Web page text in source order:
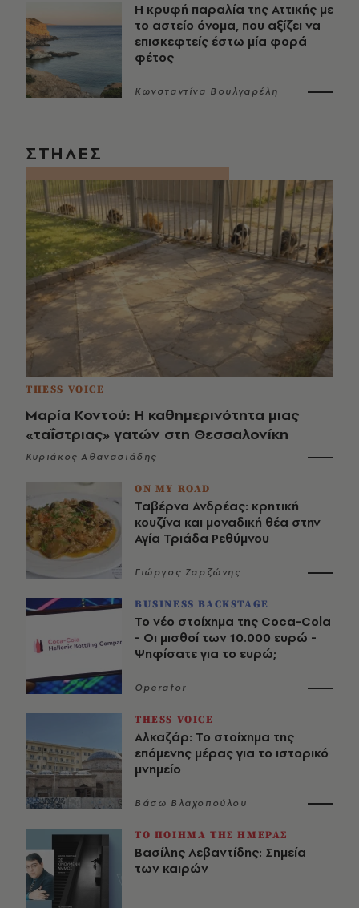
Η κρυφή παραλία της Αττικής με
το αστείο όνομα, που αξίζει να
επισκεφτείς έστω μία φορά
φέτος
Κωνσταντίνα Βουλγαρέλη
ΣΤΗΛΕΣ
THESS VOICE
Μαρία Κοντού: Η καθημερινότητα μιας
«ταΐστριας» γατών στη Θεσσαλονίκη
Κυριάκος Αθανασιάδης
ON MY ROAD
Ταβέρνα Ανδρέας: κρητική
κουζίνα και μοναδική θέα στην
Αγία Τριάδα Ρεθύμνου
Γιώργος Ζαρζώνης
BUSINESS BACKSTAGE
Το νέο στοίχημα της Coca-Cola
- Οι μισθοί των 10.000 ευρώ -
Ψηφίσατε για το ευρώ;
Operator
THESS VOICE
Αλκαζάρ: Το στοίχημα της
επόμενης μέρας για το ιστορικό
μνημείο
Βάσω Βλαχοπούλου
ΤΟ ΠΟΙΗΜΑ ΤΗΣ ΗΜΕΡΑΣ
Βασίλης Λεβαντίδης: Σημεία
των καιρών